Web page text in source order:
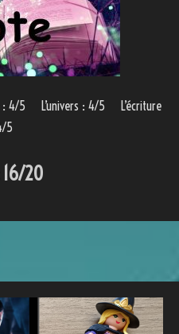
: 4/5 L’univers : 4/5 L’écriture
5
16/20